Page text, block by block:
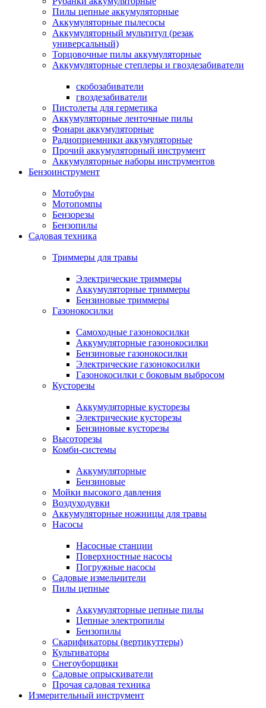
Пилы цепные аккумуляторные
Аккумуляторные пылесосы
Аккумуляторный мультитул (резак
универсальный)
Торцовочные пилы аккумуляторные
Аккумуляторные степлеры и гвоздезабиватели
скобозабиватели
гвоздезабиватели
Пистолеты для герметика
Аккумуляторные ленточные пилы
Фонари аккумуляторные
Радиоприемники аккумуляторные
Прочий аккумуляторный инструмент
Аккумуляторные наборы инструментов
Бензоинструмент
Мотобуры
Мотопомпы
Бензорезы
Бензопилы
Садовая техника
Триммеры для травы
Электрические триммеры
Аккумуляторные триммеры
Бензиновые триммеры
Газонокосилки
Самоходные газонокосилки
Аккумуляторные газонокосилки
Бензиновые газонокосилки
Электрические газонокосилки
Газонокосилки с боковым выбросом
Кусторезы
Аккумуляторные кусторезы
Электрические кусторезы
Бензиновые кусторезы
Высоторезы
Комби-системы
Аккумуляторные
Бензиновые
Мойки высокого давления
Воздуходувки
Аккумуляторные ножницы для травы
Насосы
Насосные станции
Поверхностные насосы
Погружные насосы
Садовые измельчители
Пилы цепные
Аккумуляторные цепные пилы
Цепные электропилы
Бензопилы
Скарификаторы (вертикуттеры)
Культиваторы
Снегоуборщики
Садовые опрыскиватели
Прочая садовая техника
Измерительный инструмент